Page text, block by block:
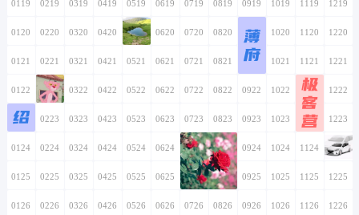
0119 0219 0319 0419 0519 0619 0719 0819 0919 1019 1119 1219
0120 0220 0320 0420 0520 0620 0720 0820 0920
薄
府
1020 1120 1220
0121 0221 0321 0421 0521 0621 0721 0821 0921 1021 1121 1221
0122 0222 0322 0422 0522 0622 0722 0822 0922 1022 1122
极
客
营
1222
0123
绍 0223 0323 0423 0523 0623 0723 0823 0923 1023 1123 1223
0124 0224 0324 0424 0524 0624 0724 0824 0924 1024 1124 1224
0125 0225 0325 0425 0525 0625 0725 0825 0925 1025 1125 1225
0126 0226 0326 0426 0526 0626 0726 0826 0926 1026 1126 1226